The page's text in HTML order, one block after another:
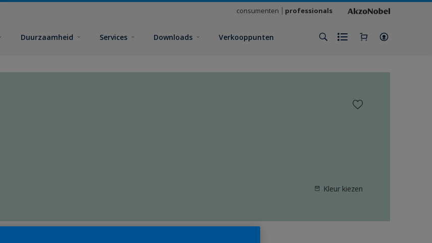
consumenten professionals
Duurzaamheid Services Downloads Verkooppunten
Kleur kiezen